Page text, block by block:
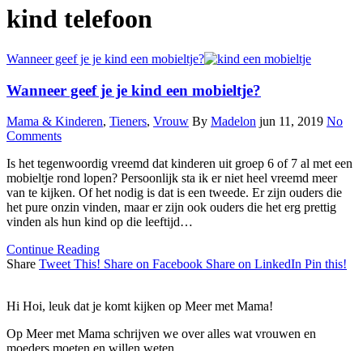
kind telefoon
Wanneer geef je je kind een mobieltje?
Wanneer geef je je kind een mobieltje?
Mama & Kinderen, Tieners, Vrouw By Madelon jun 11, 2019 No
Comments
Is het tegenwoordig vreemd dat kinderen uit groep 6 of 7 al met een
mobieltje rond lopen? Persoonlijk sta ik er niet heel vreemd meer
van te kijken. Of het nodig is dat is een tweede. Er zijn ouders die
het pure onzin vinden, maar er zijn ook ouders die het erg prettig
vinden als hun kind op die leeftijd…
Continue Reading
Share Tweet This! Share on Facebook Share on LinkedIn Pin this!
Hi Hoi, leuk dat je komt kijken op Meer met Mama!
Op Meer met Mama schrijven we over alles wat vrouwen en